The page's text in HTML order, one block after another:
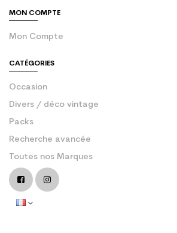
MON COMPTE
Mon Compte
CATÉGORIES
Occasion
Divers / déco vintage
Packs
Recherche avancée
Toutes nos Marques